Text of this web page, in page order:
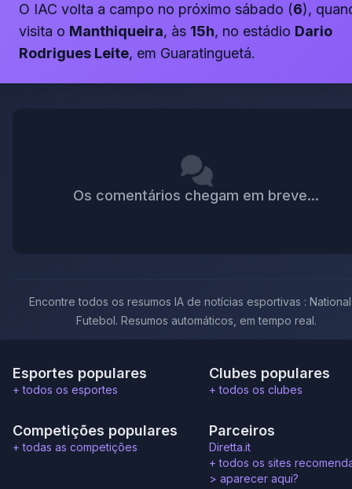
O IAC volta a campo no próximo sábado (6),
visita o Manthiqueira, às 15h, no estádio Dario
Rodrigues Leite, em Guaratinguetá.
Os comentários chegam em breve...
Encontre todos os resumos IA de notícias esportivas :
Futebol. Resumos automáticos, em tempo real.
Esportes populares
+ todos os esportes
Clubes populares
+ todos os clubes
Competições populares
+ todas as competições
Parceiros
Diretta.it
+ todos os sites
> aparecer aqui?